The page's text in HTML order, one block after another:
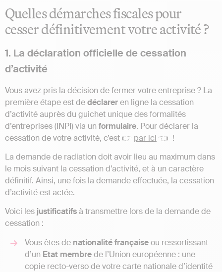
Quelles démarches fiscales pour
cesser définitivement votre activité ?
1. La déclaration officielle de cessation
d’activité
Vous avez pris la décision de fermer votre entreprise ? La
première étape est dedéclareren ligne la cessation
d’activité auprès du guichet unique des formalités
d’entreprises (INPI) via un formulaire. Pour déclarer la
cessation de votre activité, c’est 👉 par ici 👈 !
La demande de radiation doit avoir lieu au maximum dans
le mois suivant la cessation d’activité, et à un caractère
définitif. Ainsi, une fois la demande effectuée, la cessation
d’activité est actée.
Voici les justificatifsà transmettre lors de la demande de
cessation :
Vous êtes de nationalitéfrançaiseou ressortissant
d’un Etat membrede l’Union européenne : une
copie recto-verso de votre carte nationale d’identité